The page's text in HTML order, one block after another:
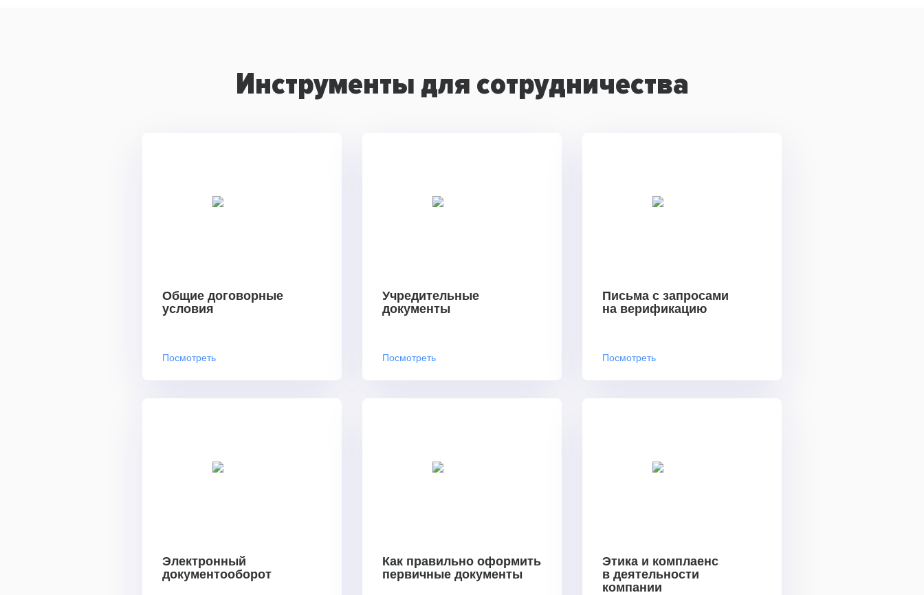
Инструменты для сотрудничества
Общие договорные
условия
Посмотреть
Учредительные
документы
Посмотреть
Письма с запросами
на верификацию
Посмотреть
Электронный
документооборот
Как правильно оформить
первичные документы
Этика и комплаенс
в деятельности
компании